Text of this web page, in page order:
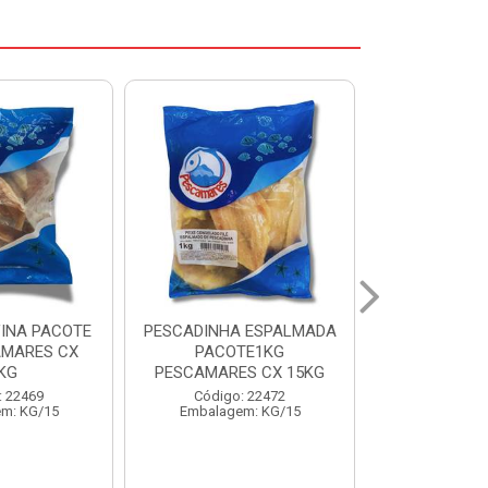
CX 15KG
22472
KG/15
FILE DE PANGA PREMIUM
PACOTE 1KG CAIXA 10KG
Código: 20021
Embalagem: KG/10